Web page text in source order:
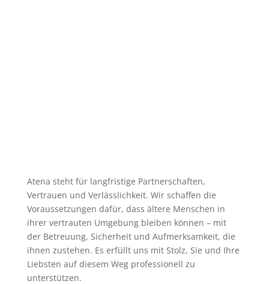
Atena steht für langfristige Partnerschaften,
Vertrauen und Verlässlichkeit. Wir schaffen die
Voraussetzungen dafür, dass ältere Menschen in
ihrer vertrauten Umgebung bleiben können – mit
der Betreuung, Sicherheit und Aufmerksamkeit, die
ihnen zustehen. Es erfüllt uns mit Stolz, Sie und Ihre
Liebsten auf diesem Weg professionell zu
unterstützen.